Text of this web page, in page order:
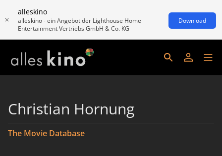
alleskino
alleskino - ein Angebot der Lighthouse Home
Entertainment Vertriebs GmbH & Co. KG
Download
Christian Hornung
The Movie Database